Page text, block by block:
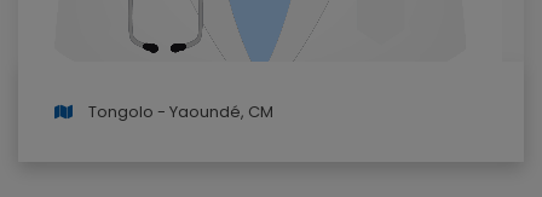
Tongolo - Yaoundé, CM